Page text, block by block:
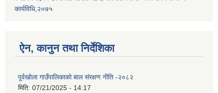
कार्यविधि,२०७५
ऐन, कानुन तथा निर्देशिका
पूर्वखोला गाउँपालिकाको बाल संरक्षण नीति -२०८२
मिति: 07/21/2025 - 14:17